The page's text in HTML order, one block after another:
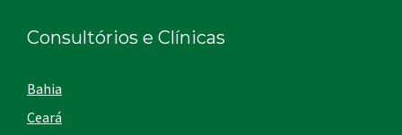
Consultórios e Clínicas
Bahia
Ceará